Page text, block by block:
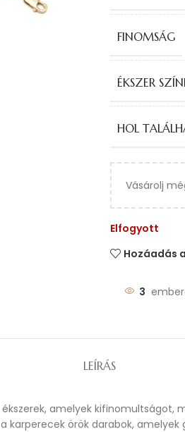
FINOMSÁG
ÉKSZER
HOL
Vásárolj
Elfogyott
Hozáadás
3
LEÍRÁS
amelyek kifinomultságot,
örök darabok,